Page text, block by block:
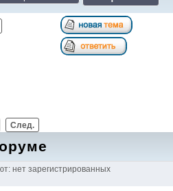
След.
нет зарегистрированных